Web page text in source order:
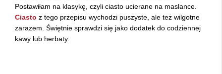
Postawiłam na klasykę, czyli ciasto ucierane na maslance.
Ciasto z tego przepisu wychodzi puszyste, ale też wilgotne
zarazem. Świętnie sprawdzi się jako dodatek do codziennej
kawy lub herbaty.